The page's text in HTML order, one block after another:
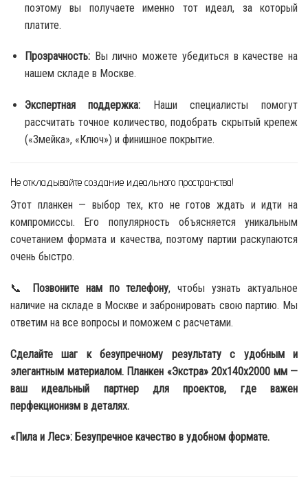
поэтому вы получаете именно тот идеал, за который
платите.
Прозрачность:Вы лично можете убедиться в качестве на
нашем складе в Москве.
Экспертная поддержка: Наши специалисты помогут
рассчитать точное количество, подобрать скрытый крепеж
(«Змейка», «Ключ») и финишное покрытие.
Не откладывайте создание идеального пространства!
Этот планкен — выбор тех, кто не готов ждать и идти на
компромиссы. Его популярность объясняется уникальным
сочетанием формата и качества, поэтому партии раскупаются
очень быстро.
📞 Позвоните нам по телефону, чтобы узнать актуальное
наличие на складе в Москве и забронировать свою партию. Мы
ответим на все вопросы и поможем с расчетами.
Сделайте шаг к безупречному результату с удобным и
элегантным материалом. Планкен «Экстра» 20x140x2000 мм —
ваш идеальный партнер для проектов, где важен
перфекционизм в деталях.
«Пила и Лес»: Безупречное качество в удобном формате.